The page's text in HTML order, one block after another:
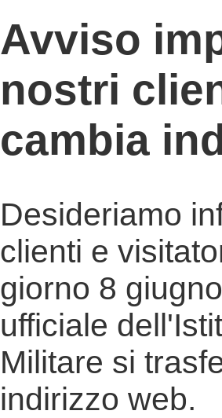
Avviso
nostri
cambia
Desideriamo
clienti e
giorno 8
ufficiale
Militare si
indirizzo web.